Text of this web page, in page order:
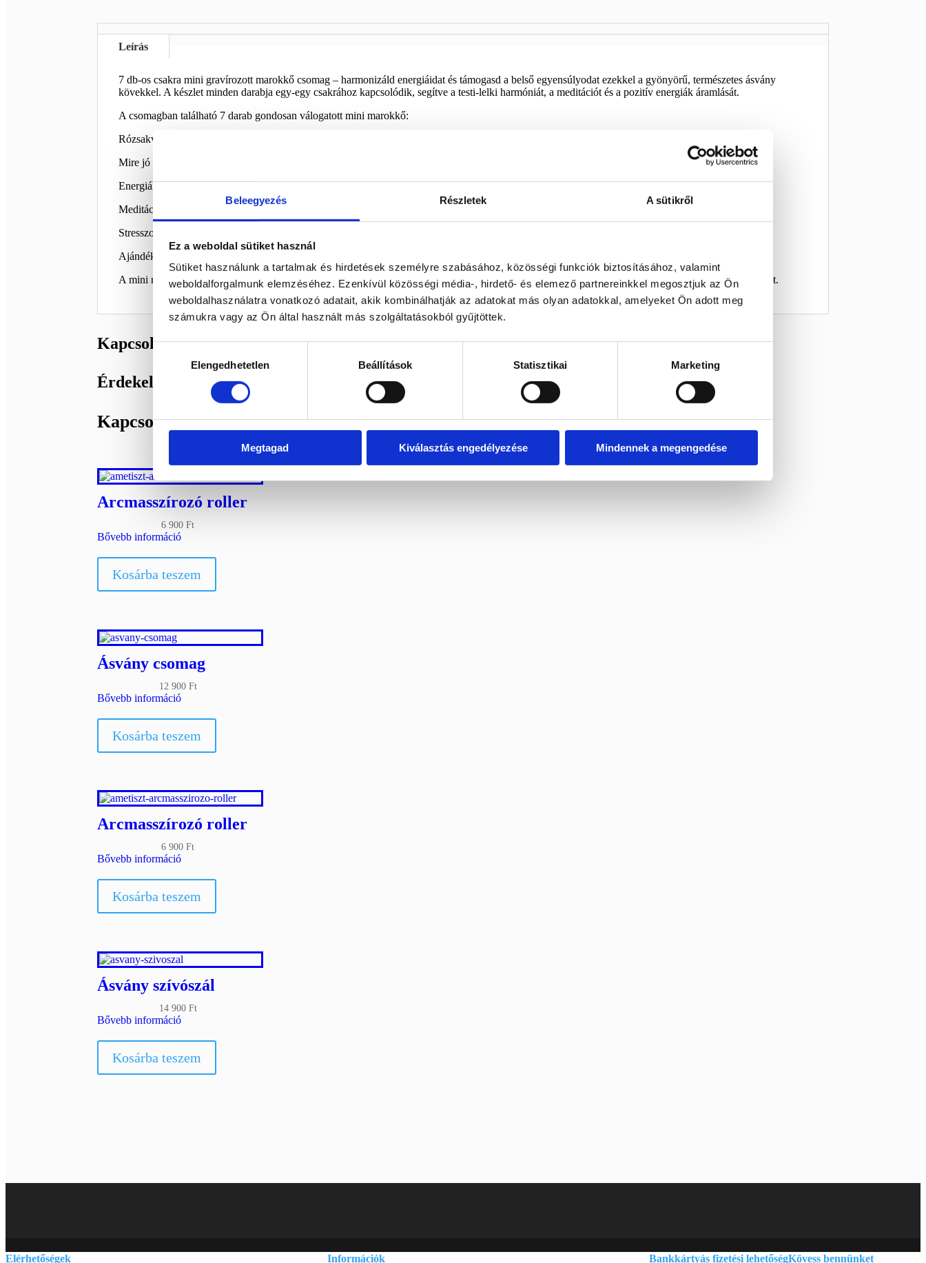
Beleegyezés Részletek A sütikről
Ez a weboldal sütiket használ
Sütiket használunk a tartalmak és hirdetések személyre szabásához, közösségi funkciók biztosításához, valamint
weboldalforgalmunk elemzéséhez. Ezenkívül közösségi média-, hirdető- és elemező partnereinkkel megosztjuk az Ön
weboldalhasználatra vonatkozó adatait, akik kombinálhatják az adatokat más olyan adatokkal, amelyeket Ön adott meg
számukra vagy az Ön által használt más szolgáltatásokból gyűjtöttek.
Hozzájárulás
kiválasztásaElengedhetetlen Beállítások Statisztikai Marketing
Megtagad Kiválasztás engedélyezése Mindennek a megengedése
Leírás
7 db-os csakra mini gravírozott marokkő csomag – harmonizáld energiáidat és támogasd a belső egyensúlyodat ezekkel a gyönyörű, természetes ásvány
kövekkel. A készlet minden darabja egy-egy csakrához kapcsolódik, segítve a testi-lelki harmóniát, a meditációt és a pozitív energiák áramlását.
A csomagban található 7 darab gondosan válogatott mini marokkő:
Rózsakvarc, karneol , tigriszzem, aventurin, szodalit ,ametiszt, hegyikristály.
Mire jó a csakra marokkő szett?
Energiák harmonizálására
Meditációhoz és jóga gyakorlathoz
Stresszoldásra, belső béke megtalálására
Ajándéknak spirituális úton járóknak
A mini marokkövek praktikus méretük miatt könnyen magaddal vihetők a táskádban vagy zsebedben, így bárhol érezheted az ásványok támogató erejét.
Kapcsolódó termékek
Érdekelhetnek még…
Kapcsolódó termékek
Arcmasszírozó roller
6 900Ft
Bővebb információ
Kosárba teszem
Ásvány csomag
12 900 Ft
Bővebb információ
Kosárba teszem
Arcmasszírozó roller
6 900Ft
Bővebb információ
Kosárba teszem
Ásvány szívószál
14 900 Ft
Bővebb információ
Kosárba teszem
Elérhetőségek Információk Bankkártyás fizetési lehetőségKövess bennünket